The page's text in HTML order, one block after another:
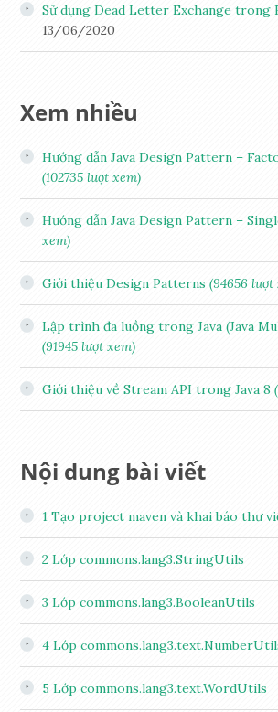
Sử dụng Dead Letter Exchange trong
13/06/2020
Xem nhiều
Hướng dẫn Java Design Pattern –
(102735 lượt xem)
Hướng dẫn Java Design Pattern –
xem)
Giới thiệu Design Patterns(94656 lượt
Lập trình đa luồng trong Java (Java
(91945 lượt xem)
Giới thiệu về Stream API trong Java 8
Nội dung bài viết
1 Tạo project maven và khai báo thư
2 Lớp commons.lang3.StringUtils
3 Lớp commons.lang3.BooleanUtils
4 Lớp
5 Lớp commons.lang3.text.WordUtils